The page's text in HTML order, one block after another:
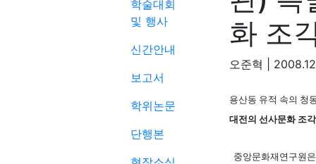
학술대회
및 행사
신간안내
보고서
학위논문
단행본
화 조
오준혁
용산동 유적 속의 청
대전의 선사문화 조
중앙문화재연구원